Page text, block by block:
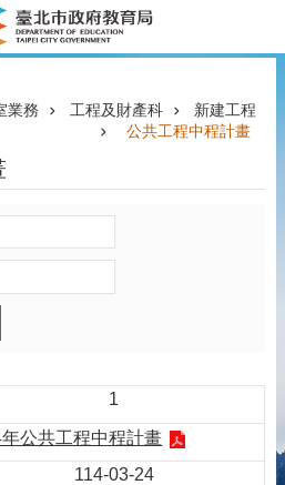
業務 工程及財產科
新建工程
公共工程中程計畫
1
公共工程中程計畫
114-03-24